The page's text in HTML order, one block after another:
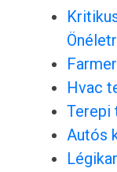
Hvac
Terepi
Autós